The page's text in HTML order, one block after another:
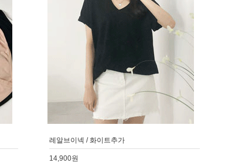
레알브이넥 / 화이트추가
14,900원